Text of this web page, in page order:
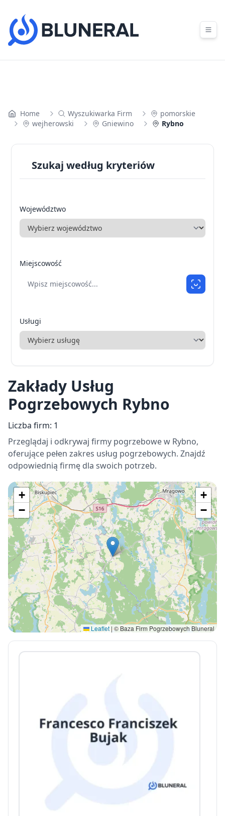
Home Wyszukiwarka Firm
pomorskie
wejherowski
Gniewino Rybno
Szukaj według kryteriów
Województwo
Miejscowość
Usługi
Zakłady Usług
Pogrzebowych Rybno
Liczba firm: 1
Przeglądaj i odkrywaj firmy pogrzebowe w Rybno,
oferujące pełen zakres usług pogrzebowych. Znajdź
odpowiednią firmę dla swoich potrzeb.
+
−
+
−
Leaflet | © Baza Firm Pogrzebowych Bluneral